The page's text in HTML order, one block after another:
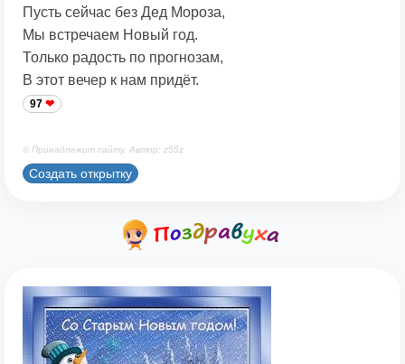
Пусть сейчас без Дед Мороза,
Мы встречаем Новый год.
Только радость по прогнозам,
В этот вечер к нам придёт.
97
© Принадлежит сайту. Автор: z55z
Создать открытку